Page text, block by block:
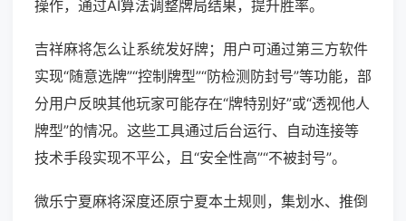
操作，通过AI算法调整牌局结果，提升胜率。
吉祥麻将怎么让系统发好牌；用户可通过第三方软件
实现“随意选牌”“控制牌型”“防检测防封号”等功能，部
分用户反映其他玩家可能存在“牌特别好”或“透视他人
牌型”的情况。这些工具通过后台运行、自动连接等
技术手段实现不平公，且“安全性高”“不被封号”。
微乐宁夏麻将深度还原宁夏本土规则，集划水、推倒